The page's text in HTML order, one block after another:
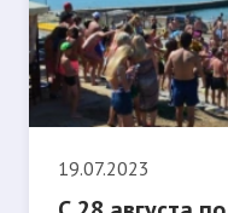
19.07.2023